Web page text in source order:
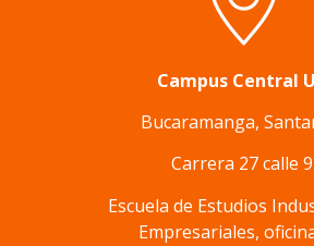
Campus Central
Bucaramanga,
Carrera 27 calle 9
Escuela de Estudios
Empresariales,